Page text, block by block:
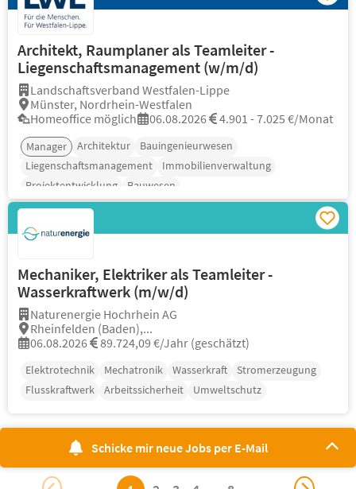
Architekt, Raumplaner als Teamleiter -
Liegenschaftsmanagement (w/m/d)
Landschaftsverband Westfalen-Lippe
Münster, Nordrhein-Westfalen
Homeoffice möglich
06.08.2026 4.901 - 7.025 €/Monat
Manager Architektur
Bauingenieurwesen
Liegenschaftsmanagement
Immobilienverwaltung
Projektentwicklung
Bauwesen
Mechaniker, Elektriker als Teamleiter -
Wasserkraftwerk (m/w/d)
Naturenergie Hochrhein AG
Rheinfelden (Baden),...
06.08.2026
89.724,09 €/Jahr (geschätzt)
Elektrotechnik Mechatronik Wasserkraft
Stromerzeugung
Flusskraftwerk
Arbeitssicherheit Umweltschutz
Schicke mir neue Jobs per E-Mail